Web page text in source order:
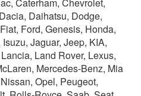
Daihatsu, Dodge,
Ford, Genesis, Honda,
Jaguar, Jeep, KIA,
Land Rover, Lexus,
Mercedes-Benz, Mia
Opel, Peugeot,